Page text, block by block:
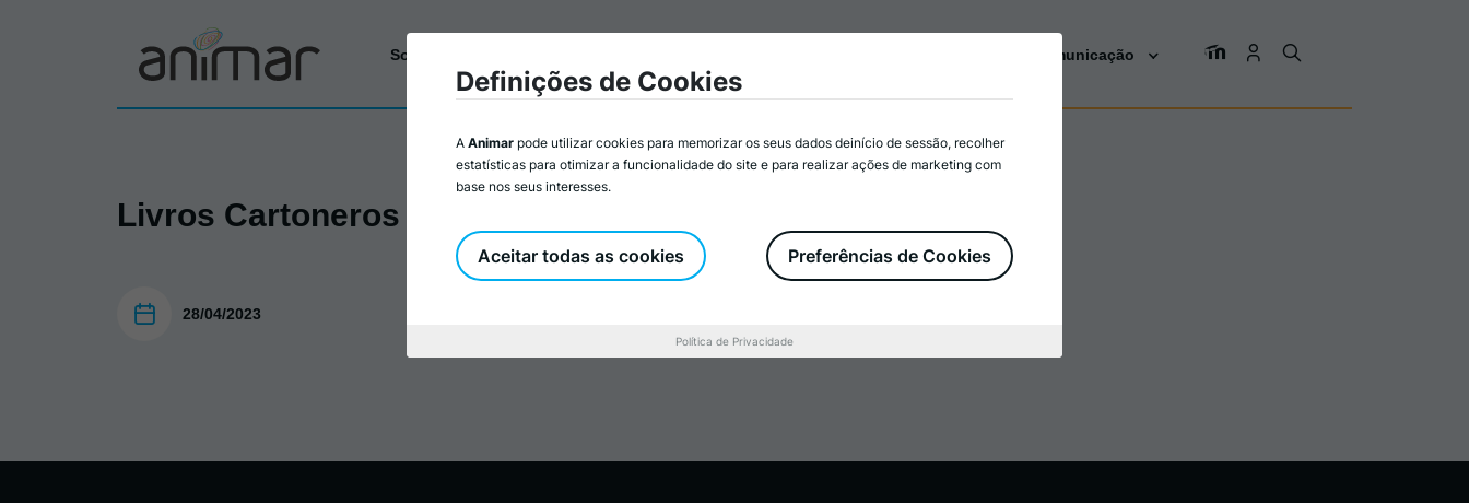
Sobre a Animar Comunicação
Livros Cartoneros Lousa
28/04/2023
Definições de Cookies
A Animar pode utilizar cookies para memorizar os seus dados deinício de sessão, recolher
estatísticas para otimizar a funcionalidade do site e para realizar ações de marketing com
base nos seus interesses.
Preferências de Cookies
Aceitar todas as cookies
Política de Privacidade